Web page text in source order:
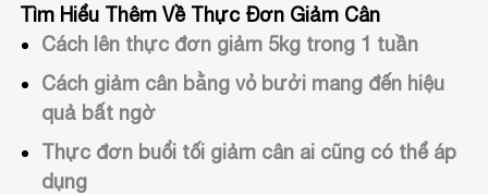
Tìm Hiểu Thêm Về Thực Đơn Giảm Cân
Cách lên thực đơn giảm 5kg trong 1 tuần
Cách giảm cân bằng vỏ bưởi mang đến hiệu
quả bất ngờ
Thực đơn buổi tối giảm cân ai cũng có thể áp
dụng